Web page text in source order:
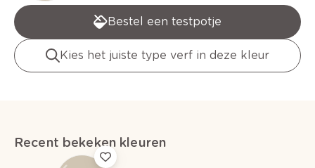
Bestel een testpotje
Kies het juiste type verf in deze kleur
Recent bekeken kleuren